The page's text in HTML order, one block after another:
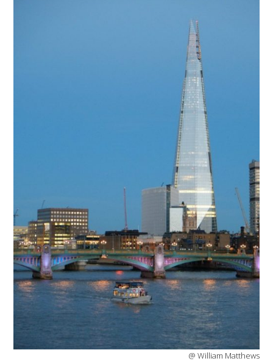
@ William Matthews